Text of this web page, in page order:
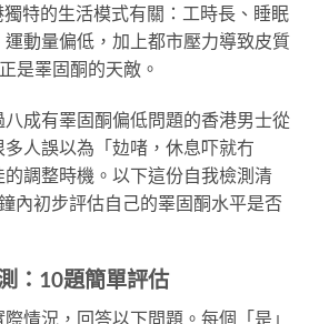
特的生活模式有關：工時長、睡眠
動量偏低，加上都市壓力導致皮質
是睪固酮的天敵。
成有睪固酮偏低問題的香港男士從
人誤以為「攰啫，休息吓就冇
調整時機。以下這份自我檢測清
內初步評估自己的睪固酮水平是否
：10題簡單評估
情況，回答以下問題。每個「是」